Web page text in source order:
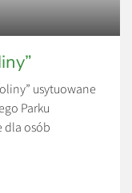
usytuowane
Parku
dla osób
z najbliższymi.
i spokojnej
biernego